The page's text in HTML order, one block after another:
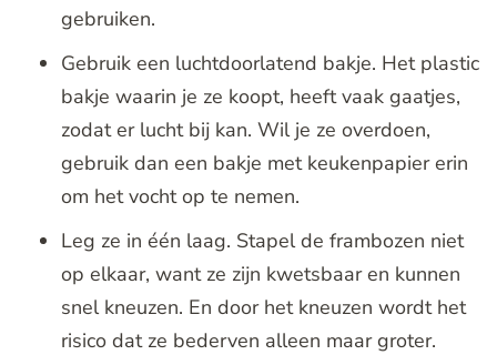
gebruiken.
Gebruik een luchtdoorlatend bakje. Het plastic
bakje waarin je ze koopt, heeft vaak gaatjes,
zodat er lucht bij kan. Wil je ze overdoen,
gebruik dan een bakje met keukenpapier erin
om het vocht op te nemen.
Leg ze in één laag. Stapel de frambozen niet
op elkaar, want ze zijn kwetsbaar en kunnen
snel kneuzen. En door het kneuzen wordt het
risico dat ze bederven alleen maar groter.